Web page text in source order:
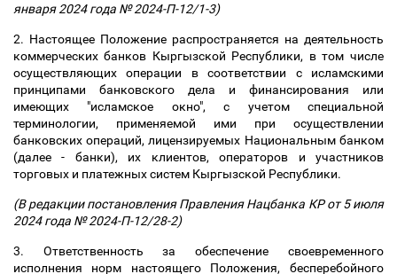
января 2024 года № 2024-П-12/1-3)
2. Настоящее Положение распространяется на деятельность
коммерческих банков Кыргызской Республики, в том числе
осуществляющих операции в соответствии с исламскими
принципами банковского дела и финансирования или
имеющих "исламское окно", с учетом специальной
терминологии, применяемой ими при осуществлении
банковских операций, лицензируемых Национальным банком
(далее - банки), их клиентов, операторов и участников
торговых и платежных систем Кыргызской Республики.
(В редакции постановления Правления Нацбанка КР от 5 июля
2024 года № 2024-П-12/28-2)
3. Ответственность за обеспечение своевременного
исполнения норм настоящего Положения, бесперебойного